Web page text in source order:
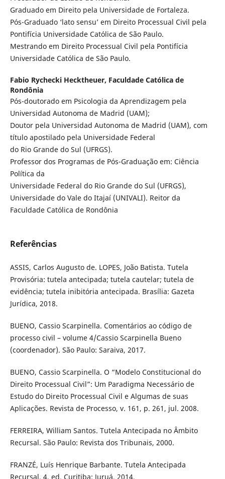
Graduado em Direito pela Universidade de Fortaleza.
Pós-Graduado ‘lato sensu’ em Direito Processual Civil pela
Pontifícia Universidade Católica de São Paulo.
Mestrando em Direito Processual Civil pela Pontifícia
Universidade Católica de São Paulo.
Fabio Rychecki Hecktheuer, Faculdade Católica de
Rondônia
Pós-doutorado em Psicologia da Aprendizagem pela
Universidad Autonoma de Madrid (UAM);
Doutor pela Universidad Autonoma de Madrid (UAM), com
título apostilado pela Universidade Federal
do Rio Grande do Sul (UFRGS).
Professor dos Programas de Pós-Graduação em: Ciência
Política da
Universidade Federal do Rio Grande do Sul (UFRGS),
Universidade do Vale do Itajaí (UNIVALI). Reitor da
Faculdade Católica de Rondônia
Referências
ASSIS, Carlos Augusto de. LOPES, João Batista. Tutela
Provisória: tutela antecipada; tutela cautelar; tutela de
evidência; tutela inibitória antecipada. Brasília: Gazeta
Jurídica, 2018.
BUENO, Cassio Scarpinella. Comentários ao código de
processo civil – volume 4/Cassio Scarpinella Bueno
(coordenador). São Paulo: Saraiva, 2017.
BUENO, Cassio Scarpinella. O “Modelo Constitucional do
Direito Processual Civil”: Um Paradigma Necessário de
Estudo do Direito Processual Civil e Algumas de suas
Aplicações. Revista de Processo, v. 161, p. 261, jul. 2008.
FERREIRA, William Santos. Tutela Antecipada no Âmbito
Recursal. São Paulo: Revista dos Tribunais, 2000.
FRANZÉ, Luís Henrique Barbante. Tutela Antecipada
Recursal. 4. ed. Curitiba: Juruá, 2014.